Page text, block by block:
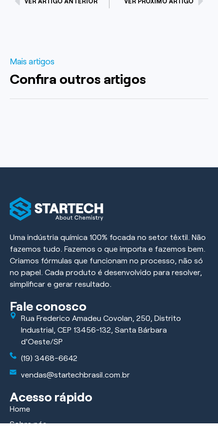
Mais artigos
Confira outros artigos
Uma indústria química 100% focada no setor têxtil. Não
fazemos tudo. Fazemos o que importa e fazemos bem.
Criamos fórmulas que funcionam no processo, não só
no papel. Cada produto é desenvolvido para resolver,
simplificar e gerar resultado.
Fale conosco
Rua Frederico Amadeu Covolan, 250, Distrito
Industrial, CEP 13456-132, Santa Bárbara
d'Oeste/SP
(19) 3468-6642
vendas@startechbrasil.com.br
Acesso rápido
Home
Sobre nós